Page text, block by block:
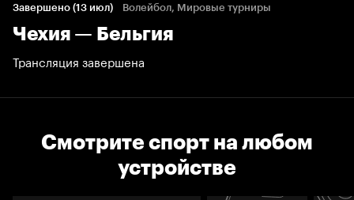
Завершено (13 июл) Волейбол, Мировые турниры
Чехия — Бельгия
Трансляция завершена
Смотрите спорт на любом
устройстве